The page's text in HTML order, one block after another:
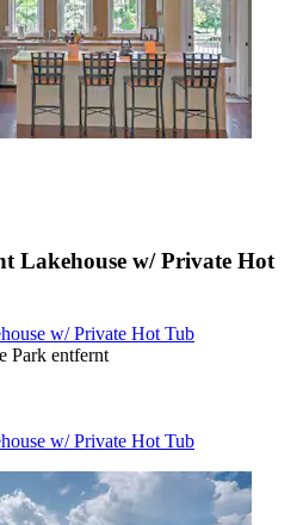
Lakehouse w/ Private Hot
w/ Private Hot Tub
Park entfernt
w/ Private Hot Tub